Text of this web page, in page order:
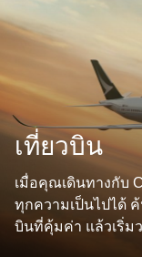
เที่ยวบิน
เมื่อคุณเดินทางกับ
ทุกความเป็นไปได้
บินที่คุ้มค่า แล้วเริ่ม